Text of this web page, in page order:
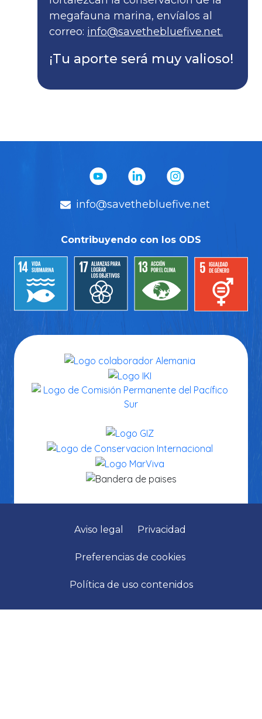
correo:
info@savethebluefive.net.
¡Tu aporte será muy valioso!
info@savethebluefive.net
Aviso legal Privacidad
Preferencias de cookies
Política de uso contenidos